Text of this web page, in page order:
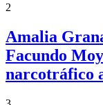
2
Amalia
Facundo
narcotráfico